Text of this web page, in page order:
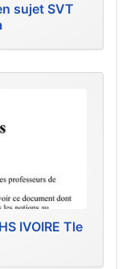
sujet SVT
IVOIRE Tle